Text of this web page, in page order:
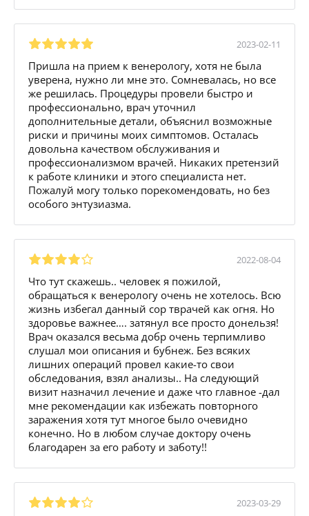
2023-02-11
Пришла на прием к венерологу, хотя не была
уверена, нужно ли мне это. Сомневалась, но все
же решилась. Процедуры провели быстро и
профессионально, врач уточнил
дополнительные детали, объяснил возможные
риски и причины моих симптомов. Осталась
довольна качеством обслуживания и
профессионализмом врачей. Никаких претензий
к работе клиники и этого специалиста нет.
Пожалуй могу только порекомендовать, но без
особого энтузиазма.
2022-08-04
Что тут скажешь.. человек я пожилой,
обращаться к венерологу очень не хотелось. Всю
жизнь избегал данный сор тврачей как огня. Но
здоровье важнее…. затянул все просто донельзя!
Врач оказался весьма добр очень терпимливо
слушал мои описания и бубнеж. Без всяких
лишних операций провел какие-то свои
обследования, взял анализы.. На следующий
визит назначил лечение и даже что главное -дал
мне рекомендации как избежать повторного
заражения хотя тут многое было очевидно
конечно. Но в любом случае доктору очень
благодарен за его работу и заботу!!
2023-03-29